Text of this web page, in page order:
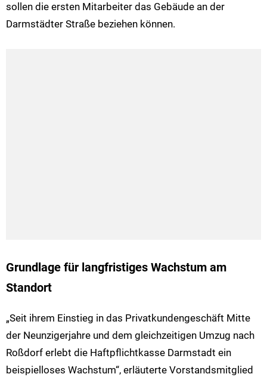
sollen die ersten Mitarbeiter das Gebäude an der
Darmstädter Straße beziehen können.
Grundlage für langfristiges Wachstum am
Standort
„Seit ihrem Einstieg in das Privatkundengeschäft Mitte
der Neunzigerjahre und dem gleichzeitigen Umzug nach
Roßdorf erlebt die Haftpflichtkasse Darmstadt ein
beispielloses Wachstum“, erläuterte Vorstandsmitglied